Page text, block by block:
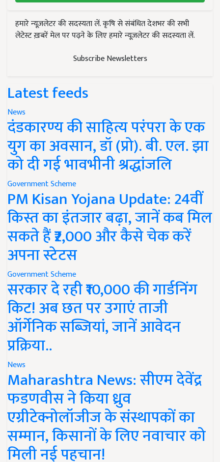
हमारे न्यूज़लेटर की सदस्यता लें. कृषि से संबंधित देशभर की सभी
लेटेस्ट ख़बरें मेल पर पढ़ने के लिए हमारे न्यूज़लेटर की सदस्यता लें.
Subscribe Newsletters
Latest feeds
News
दंडकारण्य की साहित्य परंपरा के एक
युग का अवसान, डॉ (प्रो). बी. एल. झा
को दी गई भावभीनी श्रद्धांजलि
Government Scheme
PM Kisan Yojana Update: 24वीं
किस्त का इंतजार बढ़ा, जानें कब मिल
सकते हैं ₹2,000 और कैसे चेक करें
अपना स्टेटस
Government Scheme
सरकार दे रही ₹10,000 की गार्डनिंग
किट! अब छत पर उगाएं ताजी
ऑर्गेनिक सब्जियां, जानें आवेदन
प्रक्रिया..
News
Maharashtra News: सीएम देवेंद्र
फडणवीस ने किया ध्रुव
एग्रीटेक्नोलॉजीज के संस्थापकों का
सम्मान, किसानों के लिए नवाचार को
मिली नई पहचान!